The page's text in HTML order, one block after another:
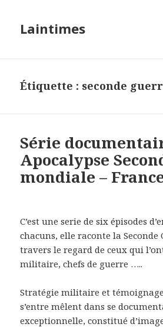
Laintimes
Étiquette : seconde
Série
Apocalypse
mondiale –
C’est une serie de six épisodes
chacuns, elle raconte la
travers le regard de ceux qui
militaire, chefs de guerre …..
Stratégie militaire et
s’entre mêlent dans se
exceptionnelle, constitué